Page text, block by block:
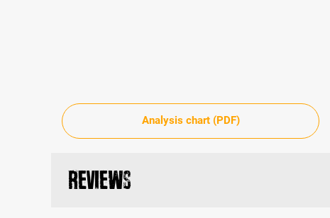
Analysis chart (PDF)
Reviews